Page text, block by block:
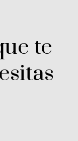
te